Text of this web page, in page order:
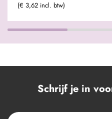
(€ 3,62 incl. btw)
Schrijf je in